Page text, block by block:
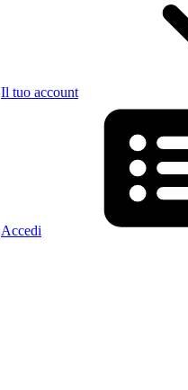
Il tuo account
Accedi